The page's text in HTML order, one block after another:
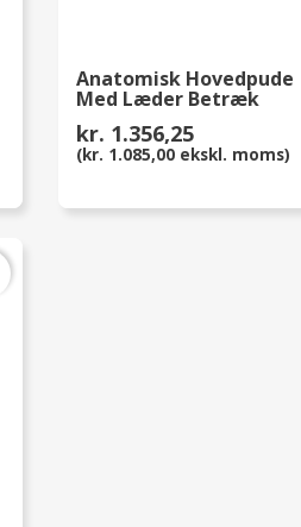
Anatomisk Hovedpude
Med Læder Betræk
kr. 1.356,25
(kr. 1.085,00 ekskl. moms)